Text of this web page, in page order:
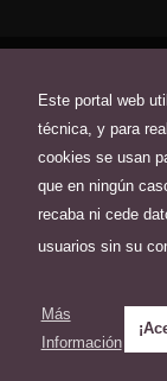
Este portal web
técnica, y para
cookies se usan
que en ningún
recaba ni cede
usuarios sin su
Más
Información
Política de envíos